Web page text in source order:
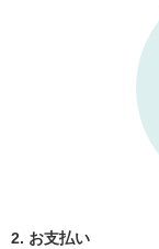
2. お支払い